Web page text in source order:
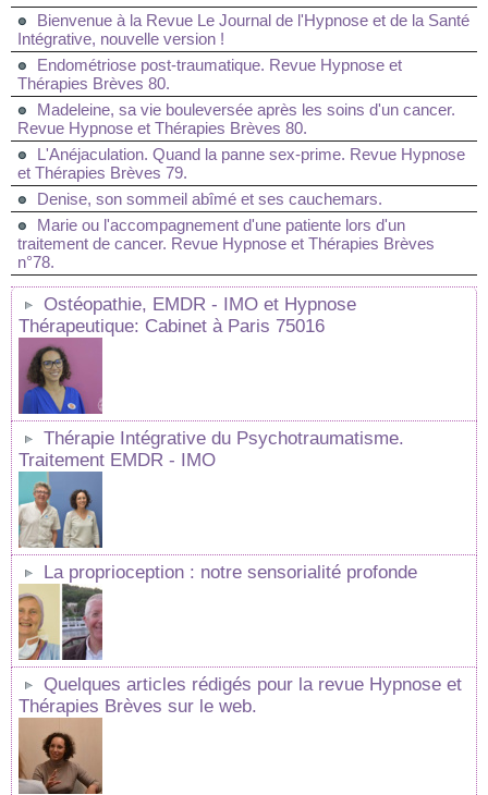
Bienvenue à la Revue Le Journal de l'Hypnose et de la Santé
Intégrative, nouvelle version !
Endométriose post-traumatique. Revue Hypnose et
Thérapies Brèves 80.
Madeleine, sa vie bouleversée après les soins d'un cancer.
Revue Hypnose et Thérapies Brèves 80.
L'Anéjaculation. Quand la panne sex-prime. Revue Hypnose
et Thérapies Brèves 79.
Denise, son sommeil abîmé et ses cauchemars.
Marie ou l'accompagnement d'une patiente lors d'un
traitement de cancer. Revue Hypnose et Thérapies Brèves
n°78.
Ostéopathie, EMDR - IMO et Hypnose
Thérapeutique: Cabinet à Paris 75016
Thérapie Intégrative du Psychotraumatisme.
Traitement EMDR - IMO
La proprioception : notre sensorialité profonde
Quelques articles rédigés pour la revue Hypnose et
Thérapies Brèves sur le web.